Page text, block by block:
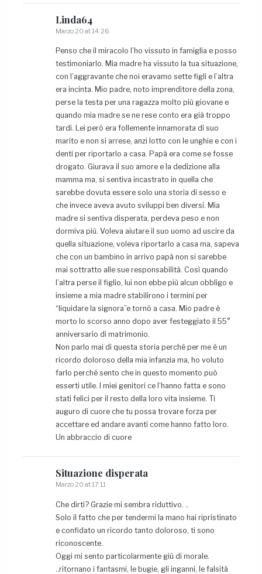
Linda64
Marzo 20 at 14:26
Penso che il miracolo l’ho vissuto in famiglia e posso
testimoniarlo. Mia madre ha vissuto la tua situazione,
con l’aggravante che noi eravamo sette figli e l’altra
era incinta. Mio padre, noto imprenditore della zona,
perse la testa per una ragazza molto più giovane e
quando mia madre se ne rese conto era già troppo
tardi. Lei però era follemente innamorata di suo
marito e non si arrese, anzi lotto con le unghie e con i
denti per riportarlo a casa. Papà era come se fosse
drogato. Giurava il suo amore e la dedizione alla
mamma ma, si sentiva incastrato in quella che
sarebbe dovuta essere solo una storia di sesso e
che invece aveva avuto sviluppi ben diversi. Mia
madre si sentiva disperata, perdeva peso e non
dormiva più. Voleva aiutare il suo uomo ad uscire da
quella situazione, voleva riportarlo a casa ma, sapeva
che con un bambino in arrivo papà non si sarebbe
mai sottratto alle sue responsabilità. Così quando
l’altra perse il figlio, lui non ebbe più alcun obbligo e
insieme a mia madre stabilirono i termini per
“liquidare la signora”e tornò a casa. Mio padre è
morto lo scorso anno dopo aver festeggiato il 55°
anniversario di matrimonio.
Non parlo mai di questa storia perchè per me è un
ricordo doloroso della mia infanzia ma, ho voluto
farlo perché sento che in questo momento può
esserti utile. I miei genitori ce l’hanno fatta e sono
stati felici per il resto della loro vita insieme. Ti
auguro di cuore che tu possa trovare forza per
accettare ed andare avanti come hanno fatto loro.
Un abbraccio di cuore
Situazione disperata
Marzo 20 at 17:11
Che dirti? Grazie mi sembra riduttivo. ..
Solo il fatto che per tendermi la mano hai ripristinato
e confidato un ricordo tanto doloroso, ti sono
riconoscente.
Oggi mi sento particolarmente giù di morale.
..ritornano i fantasmi, le bugie, gli inganni, le falsità